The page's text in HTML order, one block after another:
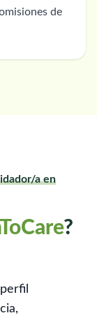
de
a en
?